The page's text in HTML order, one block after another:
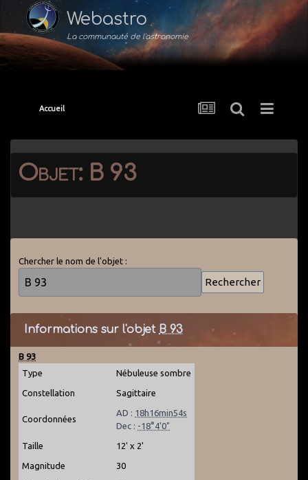
Webastro
La communauté de l'astronomie
Accueil
Objet: B 93
Chercher le nom de l'objet :
Informations sur l'objet B 93
B 93
Type
Nébuleuse sombre
Constellation Sagittaire
Coordonnées
AD : 18h16min54s
Dec : -18°4'0"
Taille 12' x 2'
Magnitude 30